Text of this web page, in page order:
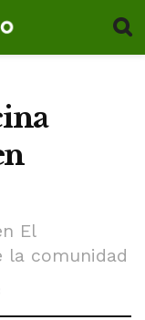
El
la comunidad